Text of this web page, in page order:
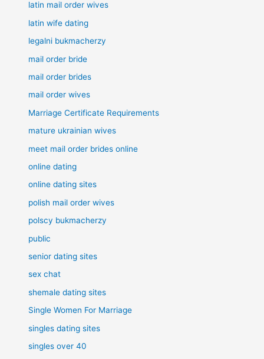
latin mail order wives
latin wife dating
legalni bukmacherzy
mail order bride
mail order brides
mail order wives
Marriage Certificate Requirements
mature ukrainian wives
meet mail order brides online
online dating
online dating sites
polish mail order wives
polscy bukmacherzy
public
senior dating sites
sex chat
shemale dating sites
Single Women For Marriage
singles dating sites
singles over 40